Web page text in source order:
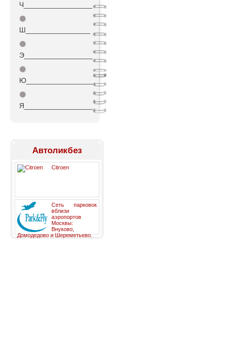
Ч_________________
⚫
Ш________________
⚫
Э_________________
⚫
Ю_________________
⚫
Я_________________
Автоликбез
Citroen
Сеть парковок
вблизи
аэропортов
Москвы:
Внуково,
Домодедово и Шереметьево.